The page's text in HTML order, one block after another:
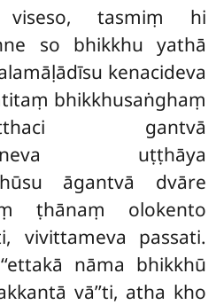
tasmiṃ hi
so bhikkhu yathā
kenacideva
bhikkhusaṅghaṃ
gantvā
uṭṭhāya
āgantvā dvāre
ṭhānaṃ olokento
vivittameva passati.
nāma bhikkhū
vā’’ti, atha kho